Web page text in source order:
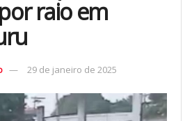
raio em
29 de janeiro de 2025